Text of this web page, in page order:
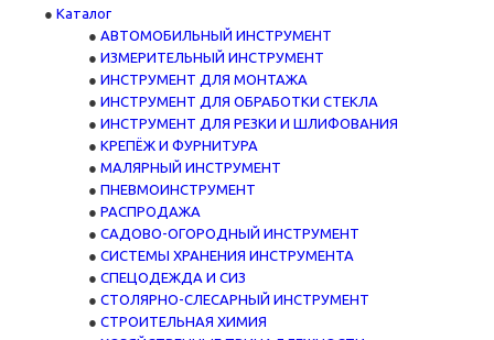
Каталог
АВТОМОБИЛЬНЫЙ ИНСТРУМЕНТ
ИЗМЕРИТЕЛЬНЫЙ ИНСТРУМЕНТ
ИНСТРУМЕНТ ДЛЯ МОНТАЖА
ИНСТРУМЕНТ ДЛЯ ОБРАБОТКИ СТЕКЛА
ИНСТРУМЕНТ ДЛЯ РЕЗКИ И ШЛИФОВАНИЯ
КРЕПЁЖ И ФУРНИТУРА
МАЛЯРНЫЙ ИНСТРУМЕНТ
ПНЕВМОИНСТРУМЕНТ
РАСПРОДАЖА
САДОВО-ОГОРОДНЫЙ ИНСТРУМЕНТ
СИСТЕМЫ ХРАНЕНИЯ ИНСТРУМЕНТА
СПЕЦОДЕЖДА И СИЗ
СТОЛЯРНО-СЛЕСАРНЫЙ ИНСТРУМЕНТ
СТРОИТЕЛЬНАЯ ХИМИЯ